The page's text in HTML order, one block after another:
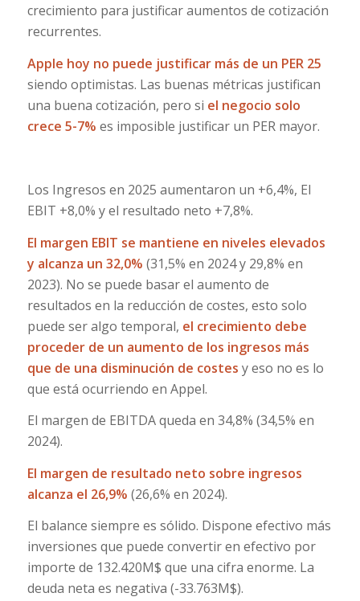
crecimiento para justificar aumentos de cotización
recurrentes.
Apple hoy no puede justificar más de un PER 25
siendo optimistas. Las buenas métricas justifican
una buena cotización, pero si el negocio solo
crece 5-7% es imposible justificar un PER mayor.
Los Ingresos en 2025 aumentaron un +6,4%, El
EBIT +8,0% y el resultado neto +7,8%.
El margen EBIT se mantiene en niveles elevados
y alcanza un 32,0% (31,5% en 2024 y 29,8% en
2023). No se puede basar el aumento de
resultados en la reducción de costes, esto solo
puede ser algo temporal, el crecimiento debe
proceder de un aumento de los ingresos más
que de una disminución de costes y eso no es lo
que está ocurriendo en Appel.
El margen de EBITDA queda en 34,8% (34,5% en
2024).
El margen de resultado neto sobre ingresos
alcanza el 26,9% (26,6% en 2024).
El balance siempre es sólido. Dispone efectivo más
inversiones que puede convertir en efectivo por
importe de 132.420M$ que una cifra enorme. La
deuda neta es negativa (-33.763M$).